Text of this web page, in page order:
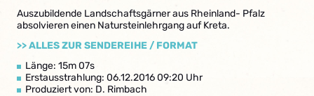
Auszubildende Landschaftsgärner aus Rheinland- Pfalz
absolvieren einen Natursteinlehrgang auf Kreta.
>> ALLES ZUR SENDEREIHE / FORMAT
Länge: 15m 07s
Erstausstrahlung: 06.12.2016 09:20 Uhr
Produziert von: D. Rimbach